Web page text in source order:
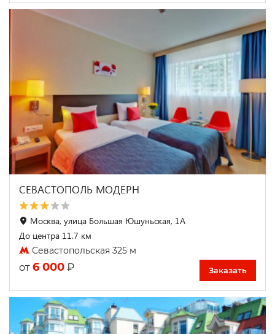
СЕВАСТОПОЛЬ МОДЕРН
Москва, улица Большая Юшуньская, 1А
До центра 11.7 км
Севастопольская 325 м
от 6 000 ₽ Заказать